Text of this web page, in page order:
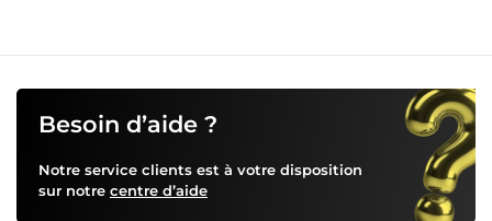
Besoin d’aide ?
Notre service clients est à votre disposition
sur notre centre d’aide